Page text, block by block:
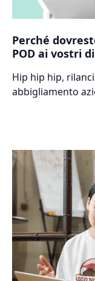
Perché
POD ai vostri
Hip hip hip,
abbigliamento